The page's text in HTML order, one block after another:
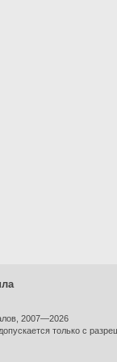
2007—2026
только с